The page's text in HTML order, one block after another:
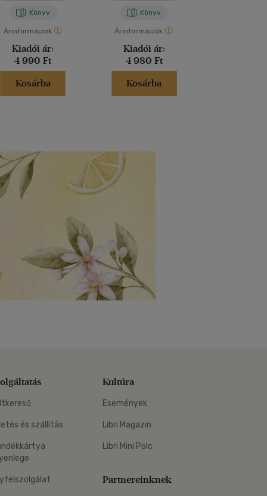
Könyv
Árinformációk
Kiadói ár:
4 990 Ft
Kosárba
Könyv
Árinformációk
Kiadói ár:
4 980 Ft
Kosárba
és szállítás
Kultúra
Események
Libri Magazin
Libri Mini Polc
Partnereinknek